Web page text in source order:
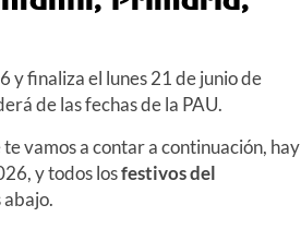
y finalizael lunes 21 de junio de
de las fechas de la PAU.
vamos a contar a continuación, hay
, y todos losfestivos del
abajo.